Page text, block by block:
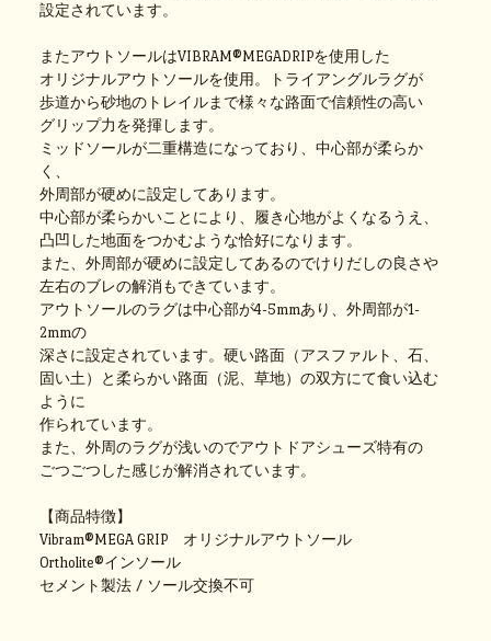
設定されています。
またアウトソールはVIBRAM®MEGADRIPを使用した
オリジナルアウトソールを使用。トライアングルラグが
歩道から砂地のトレイルまで様々な路面で信頼性の高い
グリップ力を発揮します。
ミッドソールが二重構造になっており、中心部が柔らか
く、
外周部が硬めに設定してあります。
中心部が柔らかいことにより、履き心地がよくなるうえ、
凸凹した地面をつかむような恰好になります。
また、外周部が硬めに設定してあるのでけりだしの良さや
左右のブレの解消もできています。
アウトソールのラグは中心部が4-5mmあり、外周部が1-
2mmの
深さに設定されています。硬い路面（アスファルト、石、
固い土）と柔らかい路面（泥、草地）の双方にて食い込む
ように
作られています。
また、外周のラグが浅いのでアウトドアシューズ特有の
ごつごつした感じが解消されています。
【商品特徴】
Vibram®MEGA GRIP オリジナルアウトソール
Ortholite®インソール
セメント製法 / ソール交換不可